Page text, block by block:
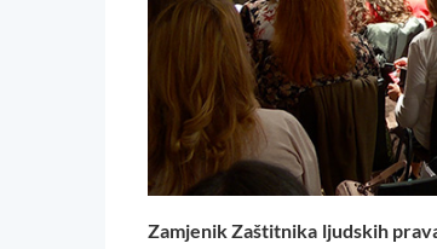
Zamjenik Zaštitnika ljudskih